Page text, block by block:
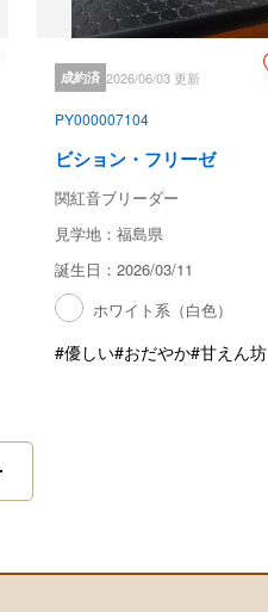
成約済 2026/06/03 更新
PY000007104
ビション・フリーゼ
関紅音ブリーダー
見学地：福島県
誕生日：2026/03/11
ホワイト系（白色）
#優しい#おだやか#甘えん坊